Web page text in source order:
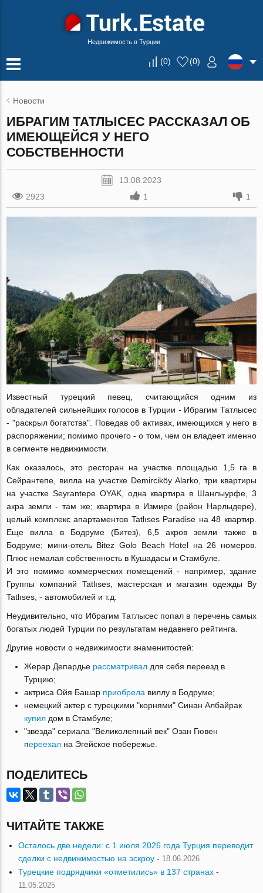
Недвижимость в Турции
(0) (0)
Новости
ИБРАГИМ ТАТЛЫСЕС РАССКАЗАЛ ОБ
ИМЕЮЩЕЙСЯ У НЕГО
СОБСТВЕННОСТИ
13.08.2023
2923
1 1
Известный турецкий певец, считающийся одним из
обладателей сильнейших голосов в Турции - Ибрагим Татлысес
- "раскрыл богатства". Поведав об активах, имеющихся у него в
распоряжении; помимо прочего - о том, чем он владеет именно
в сегменте недвижимости.
Как оказалось, это ресторан на участке площадью 1,5 га в
Сейрантепе, вилла на участке Demirciköy Alarko, три квартиры
на участке Seyrantepe OYAK, одна квартира в Шанлыурфе, 3
акра земли - там же; квартира в Измире (район Нарлыдере),
целый комплекс апартаментов Tatlıses Paradise на 48 квартир.
Еще вилла в Бодруме (Битез), 6,5 акров земли также в
Бодруме; мини-отель Bitez Golo Beach Hotel на 26 номеров.
Плюс немалая собственность в Кушадасы и Стамбуле.
И это помимо коммерческих помещений - например, здание
Группы компаний Tatlıses, мастерская и магазин одежды By
Tatlıses, - автомобилей и т.д.
Неудивительно, что Ибрагим Татлысес попал в перечень самых
богатых людей Турции по результатам недавнего рейтинга.
Другие новости о недвижимости знаменитостей:
Жерар Депардье рассматривал для себя переезд в
Турцию;
актриса Ойя Башар приобрела виллу в Бодруме;
немецкий актер с турецкими "корнями" Синан Албайрак
купил дом в Стамбуле;
"звезда" сериала "Великолепный век" Озан Гювен
переехал на Эгейское побережье.
ПОДЕЛИТЕСЬ
ЧИТАЙТЕ ТАКЖЕ
Осталось две недели: с 1 июля 2026 года Турция переводит
сделки с недвижимостью на эскроу - 18.06.2026
Турецкие подрядчики «отметились» в 137 странах -
11.05.2025